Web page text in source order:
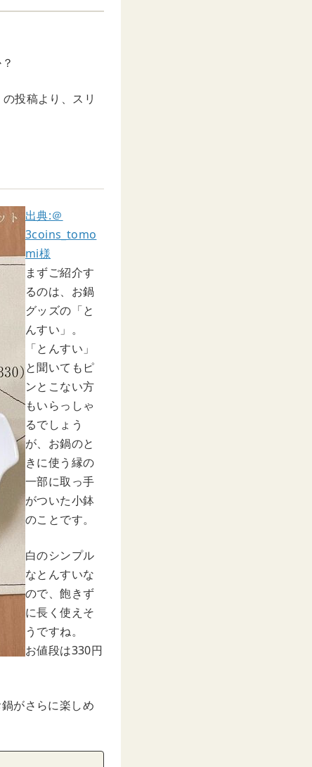
投稿より、スリ
出典:＠
3coins_tomo
mi様
まずご紹介す
るのは、お鍋
グッズの「と
んすい」。
「とんすい」
と聞いてもピ
ンとこない方
もいらっしゃ
るでしょう
が、お鍋のと
きに使う縁の
一部に取っ手
がついた小鉢
のことです。
白のシンプル
なとんすいな
ので、飽きず
に長く使えそ
うですね。
お値段は330円
がさらに楽しめ